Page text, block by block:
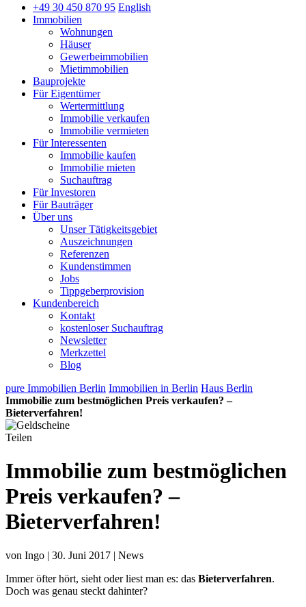
+49 30 450 870 95 English
Immobilien
Wohnungen
Häuser
Gewerbeimmobilien
Mietimmobilien
Bauprojekte
Für Eigentümer
Wertermittlung
Immobilie verkaufen
Immobilie vermieten
Für Interessenten
Immobilie kaufen
Immobilie mieten
Suchauftrag
Für Investoren
Für Bauträger
Über uns
Unser Tätigkeitsgebiet
Auszeichnungen
Referenzen
Kundenstimmen
Jobs
Tippgeberprovision
Kundenbereich
Kontakt
kostenloser Suchauftrag
Newsletter
Merkzettel
Blog
pure Immobilien Berlin Immobilien in Berlin Haus Berlin
Immobilie zum bestmöglichen Preis verkaufen? –
Bieterverfahren!
Teilen
Immobilie zum bestmöglichen
Preis verkaufen? –
Bieterverfahren!
von Ingo | 30. Juni 2017 | News
Immer öfter hört, sieht oder liest man es: das Bieterverfahren.
Doch was genau steckt dahinter?